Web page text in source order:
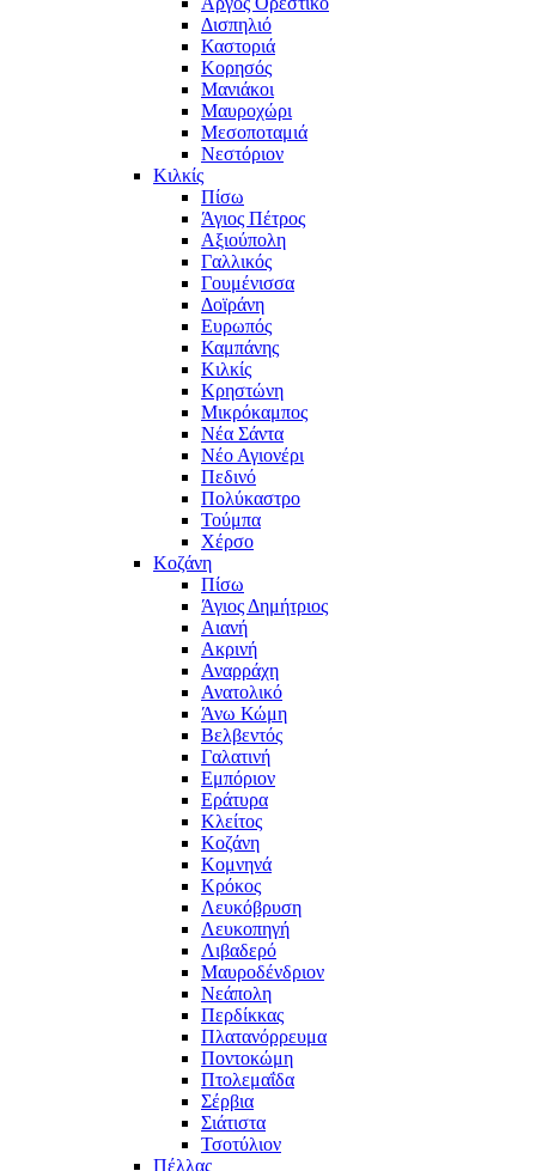
Δισπηλιό
Καστοριά
Κορησός
Μανιάκοι
Μαυροχώρι
Μεσοποταμιά
Νεστόριον
Κιλκίς
Πίσω
Άγιος Πέτρος
Αξιούπολη
Γαλλικός
Γουμένισσα
Δοϊράνη
Ευρωπός
Καμπάνης
Κιλκίς
Κρηστώνη
Μικρόκαμπος
Νέα Σάντα
Νέο Αγιονέρι
Πεδινό
Πολύκαστρο
Τούμπα
Χέρσο
Κοζάνη
Πίσω
Άγιος Δημήτριος
Αιανή
Ακρινή
Αναρράχη
Ανατολικό
Άνω Κώμη
Βελβεντός
Γαλατινή
Εμπόριον
Εράτυρα
Κλείτος
Κοζάνη
Κομνηνά
Κρόκος
Λευκόβρυση
Λευκοπηγή
Λιβαδερό
Μαυροδένδριον
Νεάπολη
Περδίκκας
Πλατανόρρευμα
Ποντοκώμη
Πτολεμαΐδα
Σέρβια
Σιάτιστα
Τσοτύλιον
Πέλλας